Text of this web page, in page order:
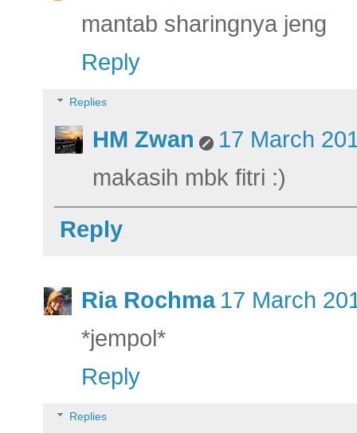
mantab sharingnya jeng
Reply
Replies
HM Zwan
17 March
makasih mbk fitri :)
Reply
Ria Rochma 17 March
*jempol*
Reply
Replies